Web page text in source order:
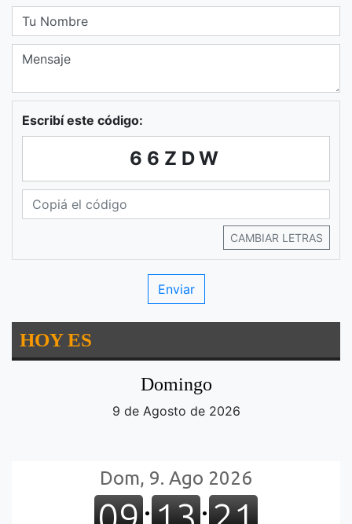
Escribí este código:
66ZDW
CAMBIAR LETRAS
HOY ES
Domingo
9 de Agosto de 2026